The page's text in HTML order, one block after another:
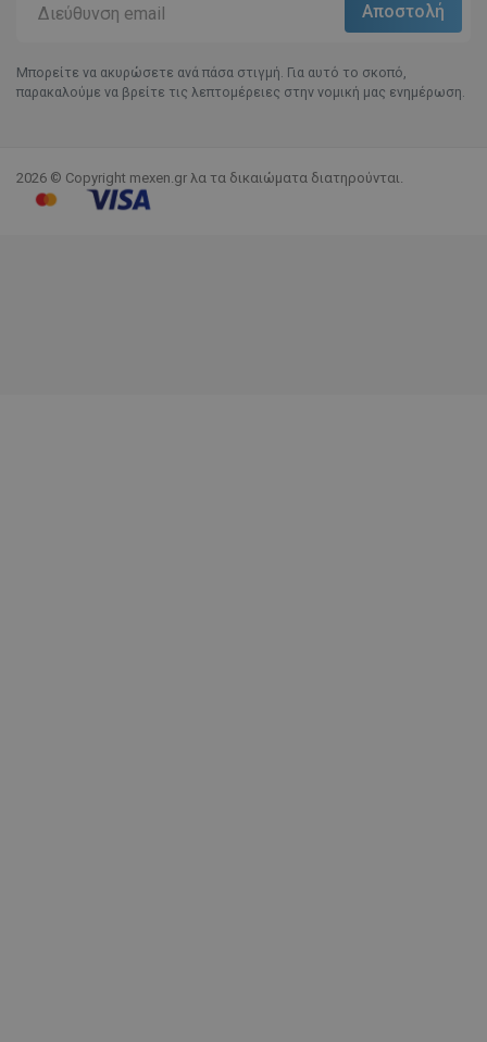
Μπορείτε να ακυρώσετε ανά πάσα στιγμή. Για αυτό το σκοπό,
παρακαλούμε να βρείτε τις λεπτομέρειες στην νομική μας ενημέρωση.
2026 © Copyright mexen.gr λα τα δικαιώματα διατηρούνται.